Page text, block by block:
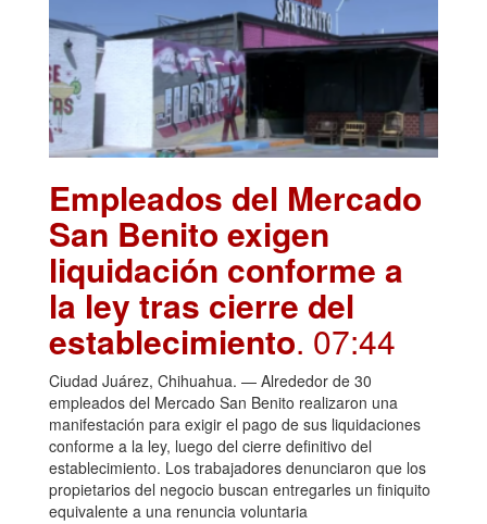
Empleados del Mercado
San Benito exigen
liquidación conforme a
la ley tras cierre del
establecimiento. 07:44
Ciudad Juárez, Chihuahua. — Alrededor de 30
empleados del Mercado San Benito realizaron una
manifestación para exigir el pago de sus liquidaciones
conforme a la ley, luego del cierre definitivo del
establecimiento. Los trabajadores denunciaron que los
propietarios del negocio buscan entregarles un finiquito
equivalente a una renuncia voluntaria